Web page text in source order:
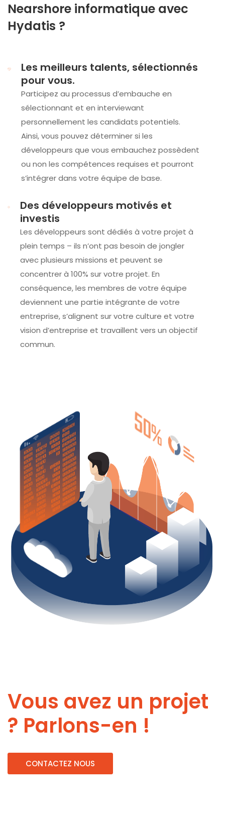
Nearshore informatique avec
Hydatis ?
Les meilleurs talents, sélectionnés
pour vous.
Participez au processus d’embauche en
sélectionnant et en interviewant
personnellement les candidats potentiels.
Ainsi, vous pouvez déterminer si les
développeurs que vous embauchez possèdent
ou non les compétences requises et pourront
s’intégrer dans votre équipe de base.
Des développeurs motivés et
investis
Les développeurs sont dédiés à votre projet à
plein temps – ils n’ont pas besoin de jongler
avec plusieurs missions et peuvent se
concentrer à 100% sur votre projet. En
conséquence, les membres de votre équipe
deviennent une partie intégrante de votre
entreprise, s’alignent sur votre culture et votre
vision d’entreprise et travaillent vers un objectif
commun.
Vous avez un projet
? Parlons-en !
CONTACTEZ NOUS